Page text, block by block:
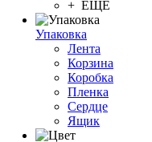
+ ЕЩЕ
Упаковка
Лента
Корзина
Коробка
Пленка
Сердце
Ящик